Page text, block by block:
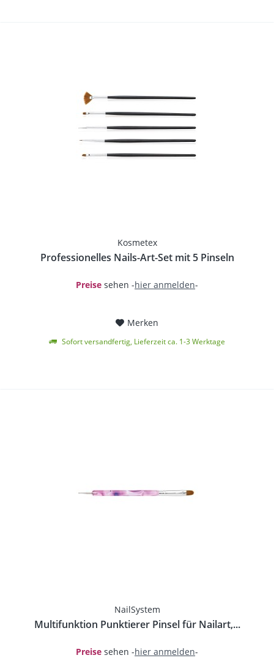
Kosmetex
Professionelles Nails-Art-Set mit 5 Pinseln
Preise sehen -hier anmelden-
Merken
Sofort versandfertig, Lieferzeit ca. 1-3 Werktage
NailSystem
Multifunktion Punktierer Pinsel für Nailart,...
Preise sehen -hier anmelden-